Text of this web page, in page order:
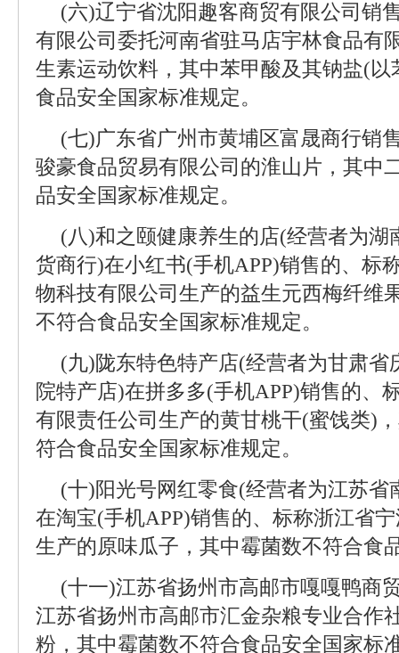
(六)辽宁省沈阳趣客商贸有限公司销
有限公司委托河南省驻马店宇林食品有
生素运动饮料，其中苯甲酸及其钠盐(
食品安全国家标准规定。
(七)广东省广州市黄埔区富晟商行销
骏豪食品贸易有限公司的淮山片，其中
品安全国家标准规定。
(八)和之颐健康养生的店(经营者为湖
货商行)在小红书(手机APP)销售的、标
物科技有限公司生产的益生元西梅纤维
不符合食品安全国家标准规定。
(九)陇东特色特产店(经营者为甘肃省
院特产店)在拼多多(手机APP)销售的、
有限责任公司生产的黄甘桃干(蜜饯类)
符合食品安全国家标准规定。
(十)阳光号网红零食(经营者为江苏省
在淘宝(手机APP)销售的、标称浙江省
生产的原味瓜子，其中霉菌数不符合食
(十一)江苏省扬州市高邮市嘎嘎鸭商
江苏省扬州市高邮市汇金杂粮专业合作
粉，其中霉菌数不符合食品安全国家标